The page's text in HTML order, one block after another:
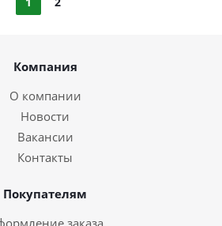
Компания
О компании
Новости
Вакансии
Контакты
Покупателям
заказа